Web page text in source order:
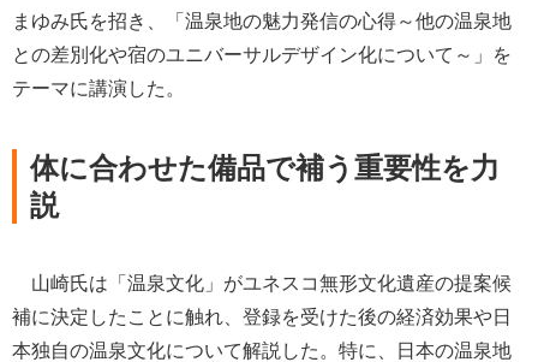
まゆみ氏を招き、「温泉地の魅力発信の心得～他の温泉地
との差別化や宿のユニバーサルデザイン化について～」を
テーマに講演した。
体に合わせた備品で補う重要性を力
説
山崎氏は「温泉文化」がユネスコ無形文化遺産の提案候
補に決定したことに触れ、登録を受けた後の経済効果や日
本独自の温泉文化について解説した。特に、日本の温泉地